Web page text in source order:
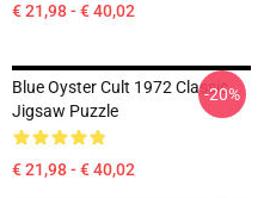
€ 21,98 - € 40,02
Blue Oyster Cult 1972 Classic
Jigsaw Puzzle
€ 21,98 - € 40,02
-20%